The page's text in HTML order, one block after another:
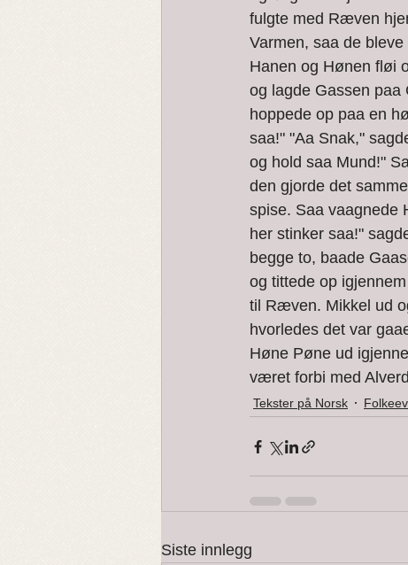
fulgte med Ræven
Varmen, saa de
Hanen og Hønen fløi
og lagde Gassen paa
hoppede op paa en
saa!" "Aa Snak,"
og hold saa Mund!"
den gjorde det
spise. Saa vaagnede
her stinker saa!"
begge to, baade
og tittede op
til Ræven. Mikkel ud
hvorledes det var
Høne Pøne ud
været forbi med
Tekster på Norsk
Siste innlegg